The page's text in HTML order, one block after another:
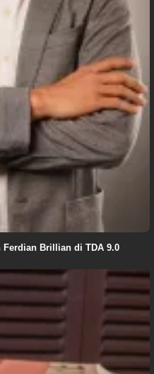
Brillian di TDA 9.0